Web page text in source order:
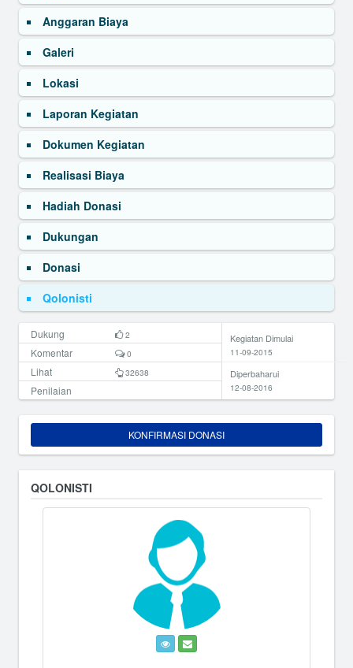
Anggaran Biaya
Galeri
Lokasi
Laporan Kegiatan
Dokumen Kegiatan
Realisasi Biaya
Hadiah Donasi
Dukungan
Donasi
Qolonisti
Dukung 2
Komentar 0
Lihat 32638
Penilaian
Kegiatan Dimulai
11-09-2015
Diperbaharui
12-08-2016
KONFIRMASI DONASI
QOLONISTI